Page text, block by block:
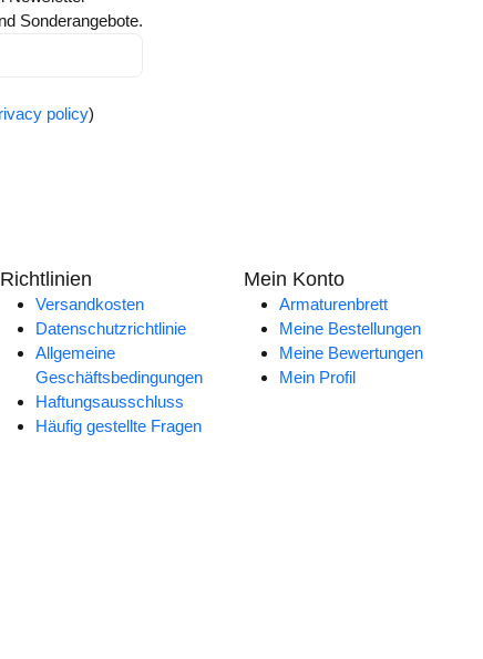
Sonderangebote.
policy)
Richtlinien
Versandkosten
Datenschutzrichtlinie
Allgemeine
Geschäftsbedingungen
Haftungsausschluss
Häufig gestellte Fragen
Mein Konto
Armaturenbrett
Meine Bestellungen
Meine Bewertungen
Mein Profil